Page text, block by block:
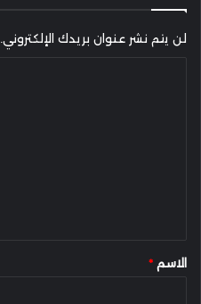
لن يتم نشر عنوان بريدك الإلكتروني.
*الاسم *